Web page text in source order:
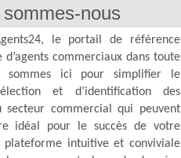
nous
le portail de référence
commerciaux dans toute
sommes ici pour simplifier le
et d’identification des
secteur commercial qui peuvent
idéal pour le succès de votre
plateforme intuitive et conviviale